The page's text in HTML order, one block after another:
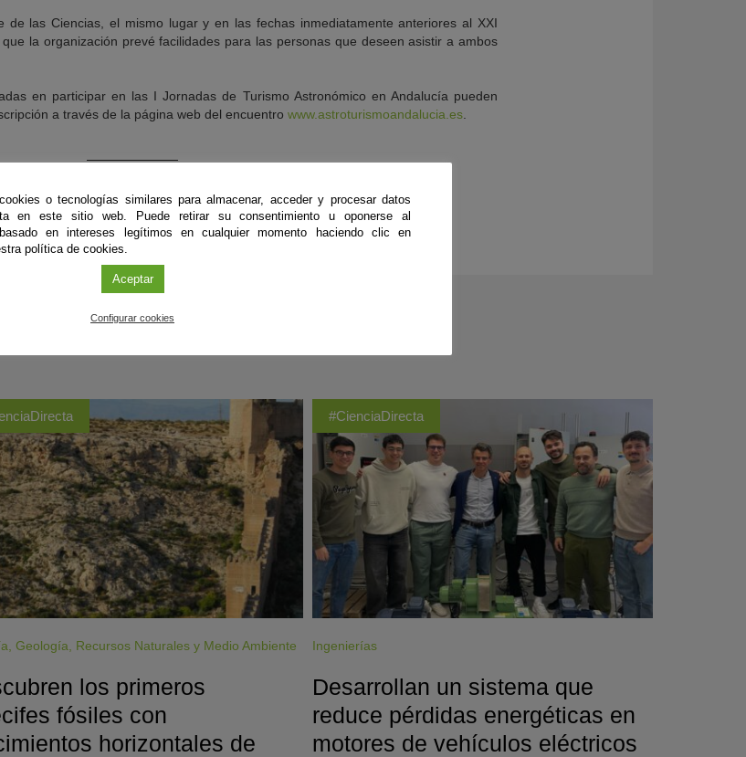
de las Ciencias, el mismo lugar y en las fechas inmediatamente anteriores al XXI
la organización prevé facilidades para las personas que deseen asistir a ambos
en participar en las I Jornadas de Turismo Astronómico en Andalucía pueden
a través de la página web del encuentro www.astroturismoandalucia.es
,Geología Recursos Naturales y Medio Ambiente
los primeros
fósiles con
horizontales de
#CienciaDirecta
Ingenierías
Desarrollan un sistema que
reduce pérdidas energéticas en
motores de vehículos eléctricos
o tecnologías similares para almacenar, acceder y procesar datos
en este sitio web. Puede retirar su consentimiento u oponerse al
en intereses legítimos en cualquier momento haciendo clic en
política de cookies.
Aceptar
Configurar cookies